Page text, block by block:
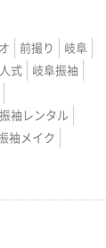
前撮り
岐阜
式
岐阜振袖
袖レンタル
袖メイク